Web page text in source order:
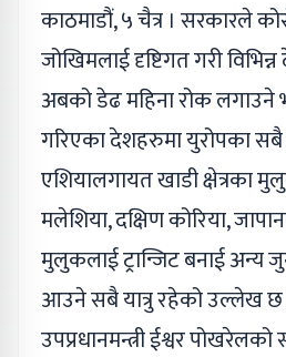
काठमाडौं, ५ चैत्र । सरकारले
जोखिमलाई दृष्टिगत गरी विभिन्न
अबको डेढ महिना रोक लगाउने
गरिएका देशहरुमा युरोपका
एशियालगायत खाडी क्षेत्रका
मलेशिया, दक्षिण कोरिया,
मुलुकलाई ट्रान्जिट बनाई
आउने सबै यात्रु रहेको उल्लेख छ
उपप्रधानमन्त्री ईश्वर